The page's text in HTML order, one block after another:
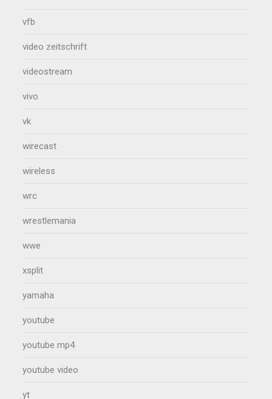
vfb
video zeitschrift
videostream
vivo
vk
wirecast
wireless
wrc
wrestlemania
wwe
xsplit
yamaha
youtube
youtube mp4
youtube video
yt